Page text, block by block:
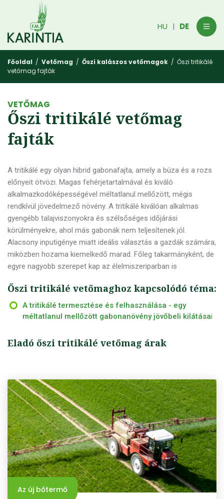
HU | DE
Főoldal / Vetőmag / Őszi kalászos vetőmagok / Őszi tritikálé
vetőmag fajták
VETŐMAG
Őszi tritikálé vetőmag
fajták
A tritikálé egy olyan hibrid gabonafajta, amely a búza és a rozs
előnyeit ötvözi. Magas fehérjetartalmával és kiváló
alkalmazkodóképességével méltatlanul mellőzött, mégis
rendkívül jövedelmező növény. A tritikálé kiválóan alkalmas
gyengébb talajviszonyokra és szélsőséges időjárási
körülményekre, ahol más gabonák nem teljesítenek jól.
Alacsony inputigénye miatt ideális választás a gazdák számára,
miközben hozama kiemelkedő marad. Főleg takarmányként, de
egyre nagyobb szerepet kap az élelmiszeriparban is
Őszi tritikálé vetőmaghoz kapcsolódó téma:
A tritikálé termesztése és felhasználása - egy
méltatlanul mellőzött gabonanövény jövőbeli kilátásai
Eladó őszi tritikálé vetőmag árak
Az új bőtermő